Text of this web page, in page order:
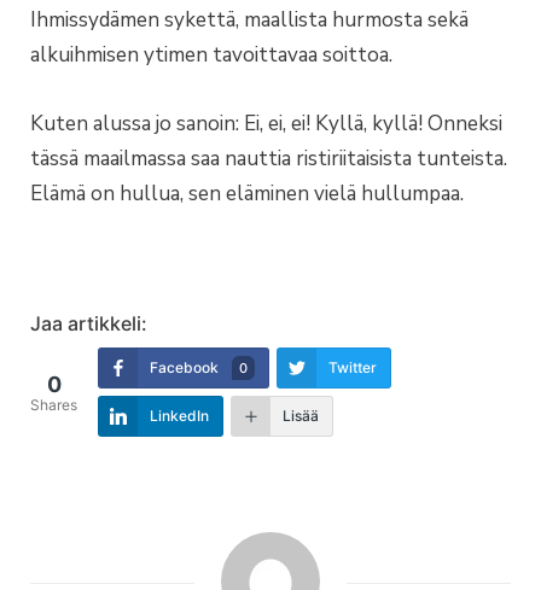
Ihmissydämen sykettä, maallista hurmosta sekä
alkuihmisen ytimen tavoittavaa soittoa.
Kuten alussa jo sanoin: Ei, ei, ei! Kyllä, kyllä! Onneksi
tässä maailmassa saa nauttia ristiriitaisista tunteista.
Elämä on hullua, sen eläminen vielä hullumpaa.
Jaa artikkeli:
0
Shares
Facebook 0 Twitter
LinkedIn Lisää